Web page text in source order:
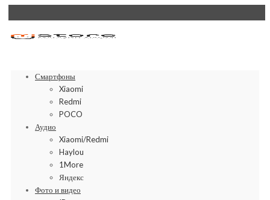
Смартфоны
Xiaomi
Redmi
POCO
Аудио
Xiaomi/Redmi
Haylou
1More
Яндекс
Фото и видео